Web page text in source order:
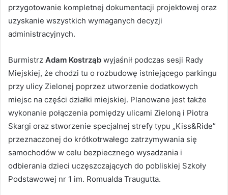
przygotowanie kompletnej dokumentacji projektowej oraz
uzyskanie wszystkich wymaganych decyzji
administracyjnych.
Burmistrz Adam Kostrząb wyjaśnił podczas sesji Rady
Miejskiej, że chodzi tu o rozbudowę istniejącego parkingu
przy ulicy Zielonej poprzez utworzenie dodatkowych
miejsc na części działki miejskiej. Planowane jest także
wykonanie połączenia pomiędzy ulicami Zieloną i Piotra
Skargi oraz stworzenie specjalnej strefy typu „Kiss&Ride”
przeznaczonej do krótkotrwałego zatrzymywania się
samochodów w celu bezpiecznego wysadzania i
odbierania dzieci uczęszczających do pobliskiej Szkoły
Podstawowej nr 1 im. Romualda Traugutta.